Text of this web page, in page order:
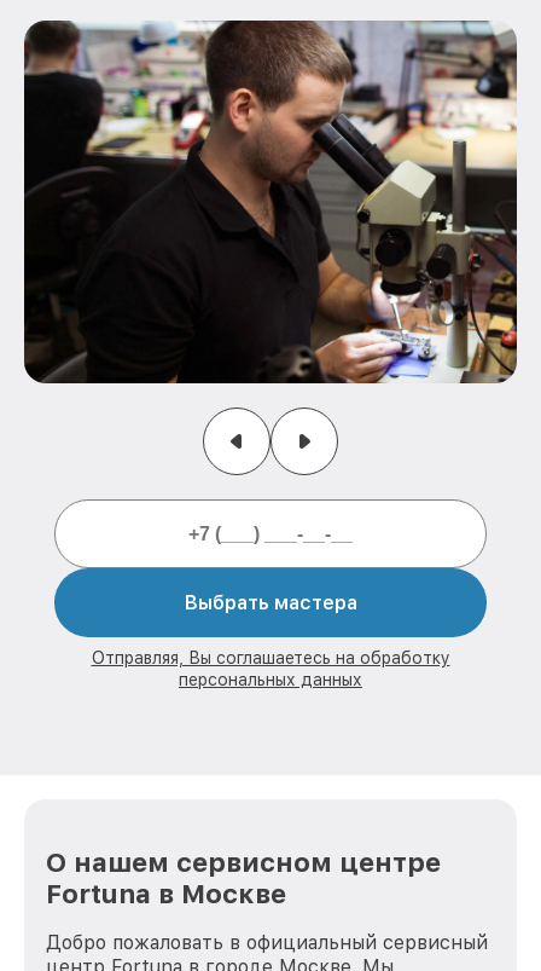
Выбрать мастера
Отправляя, Вы соглашаетесь на обработку
персональных данных
О нашем сервисном центре
Fortuna в Москве
Добро пожаловать в официальный сервисный